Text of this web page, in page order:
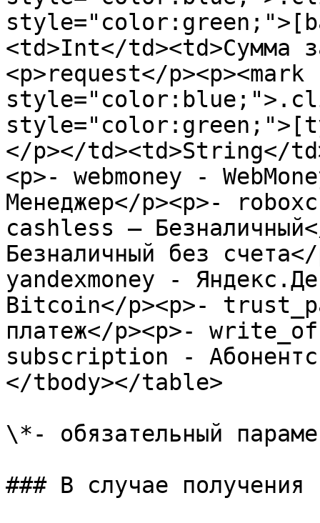
<td>Int</td><td>Сумма
<p>request</p><p><mark
</p></td><td>String</
<p>- webmoney -
Менеджер</p><p>-
cashless –
Безналичный без
yandexmoney -
Bitcoin</p><p>-
платеж</p><p>-
subscription -
</tbody></table>
\*- обязательный
### В случае получения